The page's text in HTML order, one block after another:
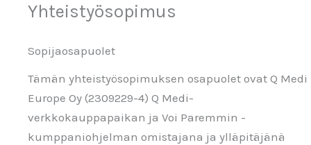
Yhteistyösopimus
Sopijaosapuolet
Tämän yhteistyösopimuksen osapuolet ovat Q Medi
Europe Oy (2309229-4) Q Medi-
verkkokauppapaikan ja Voi Paremmin -
kumppaniohjelman omistajana ja ylläpitäjänä